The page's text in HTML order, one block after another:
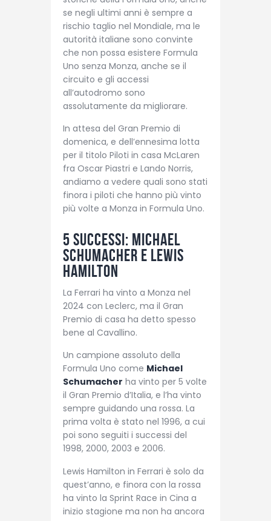
se negli ultimi anni è sempre a
rischio taglio nel Mondiale, ma le
autorità italiane sono convinte
che non possa esistere Formula
Uno senza Monza, anche se il
circuito e gli accessi
all’autodromo sono
assolutamente da migliorare.
In attesa del Gran Premio di
domenica, e dell’ennesima lotta
per il titolo Piloti in casa McLaren
fra Oscar Piastri e Lando Norris,
andiamo a vedere quali sono stati
finora i piloti che hanno più vinto
più volte a Monza in Formula Uno.
5 successi: Michael
Schumacher e Lewis
Hamilton
La Ferrari ha vinto a Monza nel
2024 con Leclerc, ma il Gran
Premio di casa ha detto spesso
bene al Cavallino.
Un campione assoluto della
Formula Uno come Michael
Schumacher ha vinto per 5 volte
il Gran Premio d’Italia, e l’ha vinto
sempre guidando una rossa. La
prima volta è stato nel 1996, a cui
poi sono seguiti i successi del
1998, 2000, 2003 e 2006.
Lewis Hamilton in Ferrari è solo da
quest’anno, e finora con la rossa
ha vinto la Sprint Race in Cina a
inizio stagione ma non ha ancora